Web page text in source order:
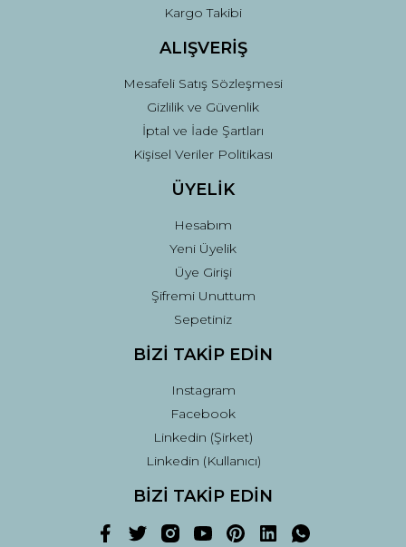
Gönder
Kargo Takibi
ALIŞVERİŞ
Mesafeli Satış Sözleşmesi
Gizlilik ve Güvenlik
İptal ve İade Şartları
Kişisel Veriler Politikası
ÜYELİK
Hesabım
Yeni Üyelik
Üye Girişi
Şifremi Unuttum
Sepetiniz
BİZİ TAKİP EDİN
Instagram
Facebook
Linkedin (Şirket)
Linkedin (Kullanıcı)
BİZİ TAKİP EDİN